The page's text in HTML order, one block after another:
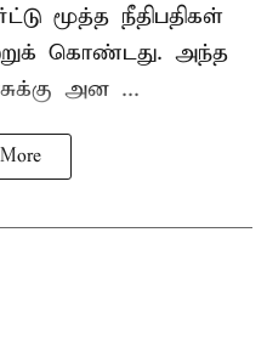
மூத்த நீதிபதிகள்
கொண்டது. அந்த
அன ...